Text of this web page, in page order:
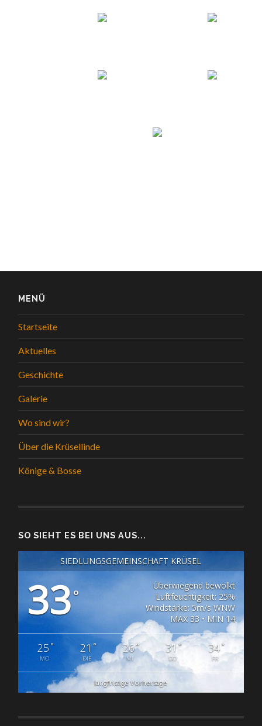
MENÜ
Startseite
Aktuelles
Geschichte
Galerie
Wo sind wir?
Über die Krüsellinde
Könige & Bosse
SO SIEHT ES BEI UNS AUS...
SIEDLUNGSGEMEINSCHAFT KRÜSEL
33°
Überwiegend bewölkt
Luftfeuchtigkeit: 25%
Windstärke: 5m/s WNW
MAX 33 • MIN 14
25°
MO
21 °
DIE
26°
MI
31°
DO
34°
FR
langfristige Vorhersage